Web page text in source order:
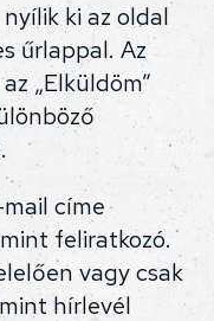
ki az oldal
űrlappal. Az
„Elküldöm”
címe
feliratkozó.
vagy csak
hírlevél